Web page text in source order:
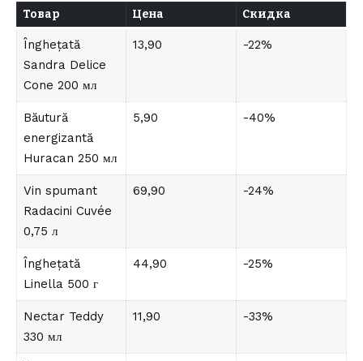
Товар Цена Скидка
Înghețată
Sandra Delice
Cone 200 мл
13,90 -22%
Băutură
energizantă
Huracan 250 мл
5,90 -40%
Vin spumant
Radacini Cuvée
0,75 л
69,90 -24%
Înghețată
Linella 500 г
44,90 -25%
Nectar Teddy
330 мл
11,90 -33%